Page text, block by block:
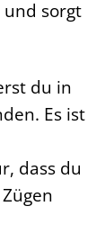
sorgt
du in
Es ist
dass du